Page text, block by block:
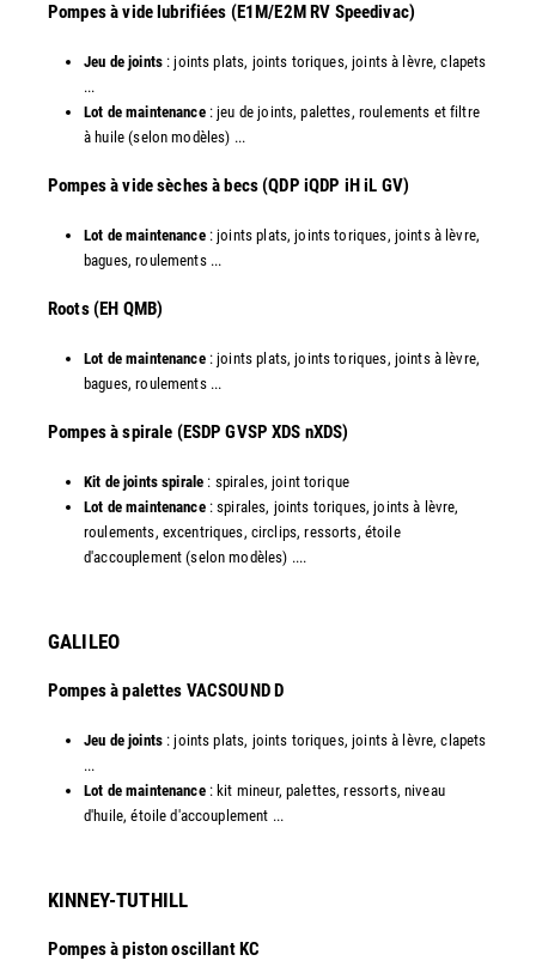
Pompes à vide lubrifiées (E1M/E2M RV Speedivac)
Jeu de joints: joints plats, joints toriques, joints à lèvre, clapets
...
Lot de maintenance: jeu de joints, palettes, roulements et filtre
à huile (selon modèles) ...
​Pompes à vide sèches à becs (QDP iQDP iH iL GV)
Lot de maintenance: joints plats, joints toriques, joints à lèvre,
bagues, roulements ...
Roots (EH QMB)
Lot de maintenance : joints plats, joints toriques, joints à lèvre,
bagues, roulements ...
​Pompes à spirale (ESDP GVSP XDS nXDS)
Kit de joints spirale : spirales, joint torique
Lot de maintenance: spirales, joints toriques, joints à lèvre,
roulements, excentriques, circlips, ressorts, étoile
d'accouplement (selon modèles) ....​
GALILEO
Pompes à palettes VACSOUND D
Jeu de joints : joints plats, joints toriques, joints à lèvre, clapets
...
Lot de maintenance: kit mineur, palettes, ressorts, niveau
d'huile, étoile d'accouplement ...​​
KINNEY-TUTHILL
Pompes à piston oscillant KC